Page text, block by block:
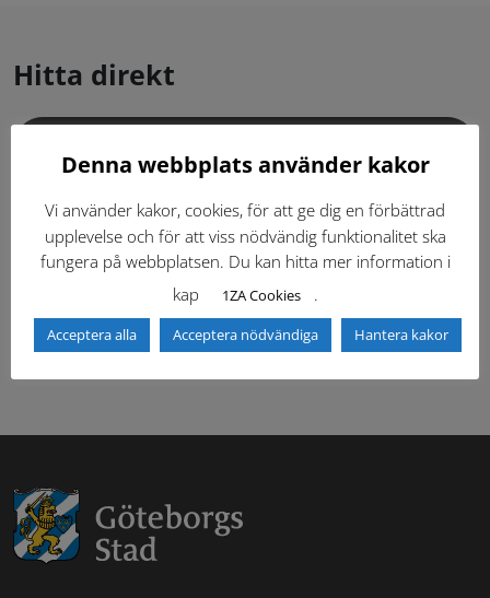
Hitta direkt
Dokumentbibliotek Kontaktlista
Tidigare versioner Nyheter
Säkerhetsordningen
Denna webbplats använder kakor
Vi använder kakor, cookies, för att ge dig en förbättrad
upplevelse och för att viss nödvändig funktionalitet ska
fungera på webbplatsen. Du kan hitta mer information i
kap
1ZA Cookies .
Acceptera alla Acceptera nödvändiga Hantera kakor